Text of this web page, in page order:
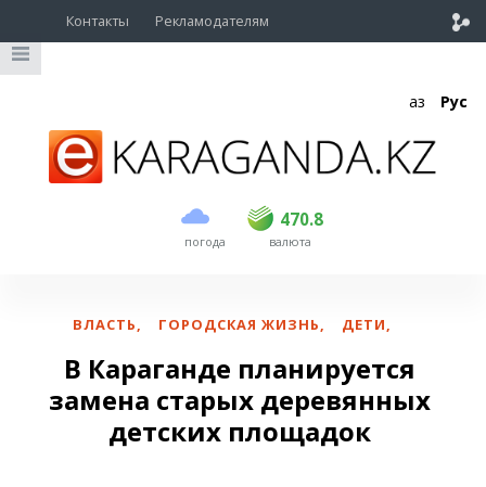
Контакты Рекламодателям
Қаз Рус
погода
470.8
USD 468.5 470.8
EUR валюта
ВЛАСТЬ, ГОРОДСКАЯ ЖИЗНЬ, ДЕТИ,
В Караганде планируется
замена старых деревянных
детских площадок